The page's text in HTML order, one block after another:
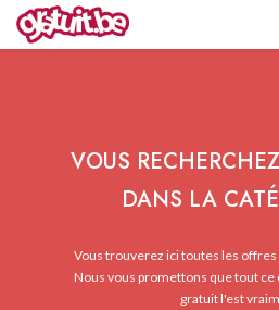
VOUS
DANS LA
Vous trouverez ici toutes les offres
Nous vous promettons que tout
gratuit l'est